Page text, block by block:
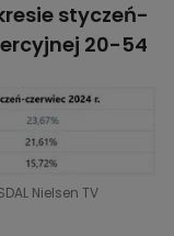
styczeń-
20-54
Nielsen TV